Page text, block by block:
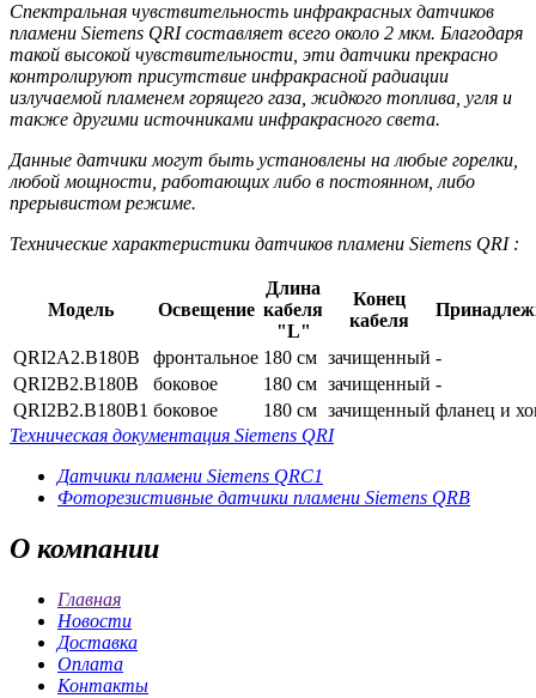
Спектральная чувствительность инфракрасных датчиков
пламени Siemens QRI составляет всего около 2 мкм. Благодаря
такой высокой чувствительности, эти датчики прекрасно
контролируют присутствие инфракрасной радиации
излучаемой пламенем горящего газа, жидкого топлива, угля и
также другими источниками инфракрасного света.
Данные датчики могут быть установлены на любые горелки,
любой мощности, работающих либо в постоянном, либо
прерывистом режиме.
Технические характеристики датчиков пламени Siemens QRI :
Модель Освещение
Длина
кабеля
"L"
Конец
кабеля
QRI2A2.B180B фронтальное 180 см зачищенный -
QRI2B2.B180B
боковое 180 см зачищенный -
QRI2B2.B180B1 боковое 180 см зачищенный фланец и
Техническая документация Siemens QRI
Датчики пламени Siemens QRC1
Фоторезистивные датчики пламени Siemens QRB
О компании
Главная
Новости
Доставка
Оплата
Контакты